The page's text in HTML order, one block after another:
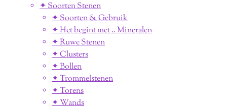
✦ Soorten Stenen
✦ Soorten & Gebruik
✦ Het begint met .. Mineralen
✦ Ruwe Stenen
✦ Clusters
✦ Bollen
✦ Trommelstenen
✦ Torens
✦ Wands